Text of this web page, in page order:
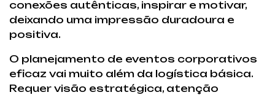
conexões autênticas, inspirar e motivar,
deixando uma impressão duradoura e
positiva.
O planejamento de eventos corporativos
eficaz vai muito além da logística básica.
Requer visão estratégica, atenção